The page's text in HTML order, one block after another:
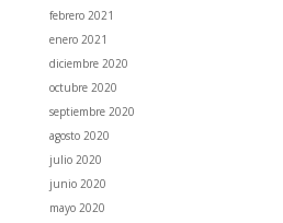
febrero 2021
enero 2021
diciembre 2020
octubre 2020
septiembre 2020
agosto 2020
julio 2020
junio 2020
mayo 2020